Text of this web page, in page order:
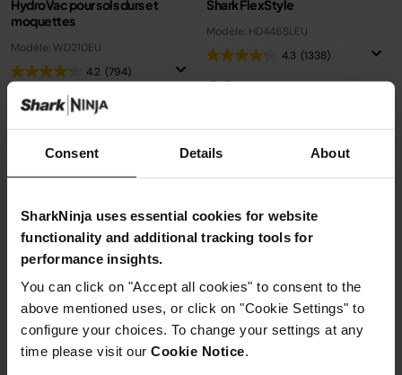
Consent Details About
SharkNinja uses essential cookies for website
functionality and additional tracking tools for
performance insights.
You can click on "Accept all cookies" to consent to the
above mentioned uses, or click on "Cookie Settings" to
configure your choices. To change your settings at any
time please visit our Cookie Notice.
HydroVac pour sols durs et
moquettes
Modèle: WD210EU
4.2 (794)
178,99 € Prix réduit de
299,99 €au
Ajouter au panier
Shark FlexStyle
Modèle: HD446SLEU
4.3 (1338)
Technologie : Air
Tous les types de cheveux
rangement
189,99 € -249,99 €